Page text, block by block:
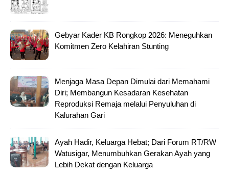
Gebyar Kader KB Rongkop 2026: Meneguhkan
Komitmen Zero Kelahiran Stunting
Menjaga Masa Depan Dimulai dari Memahami
Diri; Membangun Kesadaran Kesehatan
Reproduksi Remaja melalui Penyuluhan di
Kalurahan Gari
Ayah Hadir, Keluarga Hebat; Dari Forum RT/RW
Watusigar, Menumbuhkan Gerakan Ayah yang
Lebih Dekat dengan Keluarga